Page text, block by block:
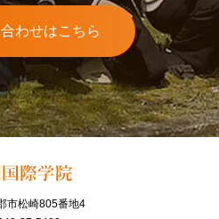
わせはこちら
市松崎805番地4